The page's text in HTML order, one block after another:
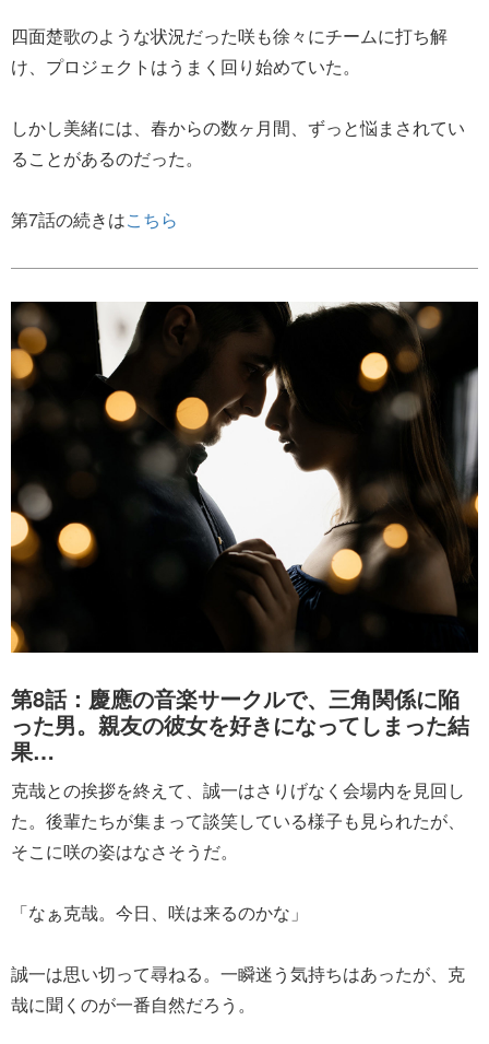
四面楚歌のような状況だった咲も徐々にチームに打ち解
け、プロジェクトはうまく回り始めていた。
しかし美緒には、春からの数ヶ月間、ずっと悩まされてい
ることがあるのだった。
第7話の続きはこちら
第8話：慶應の音楽サークルで、三角関係に陥
った男。親友の彼女を好きになってしまった結
果…
克哉との挨拶を終えて、誠一はさりげなく会場内を見回し
た。後輩たちが集まって談笑している様子も見られたが、
そこに咲の姿はなさそうだ。
「なぁ克哉。今日、咲は来るのかな」
誠一は思い切って尋ねる。一瞬迷う気持ちはあったが、克
哉に聞くのが一番自然だろう。